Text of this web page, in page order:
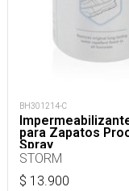
BH301214-C
para Zapatos
Spray
STORM
$ 13.900